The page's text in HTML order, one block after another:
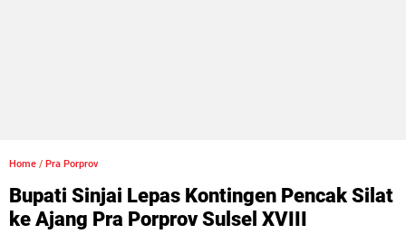
Home / Pra Porprov
Bupati Sinjai Lepas Kontingen Pencak Silat
ke Ajang Pra Porprov Sulsel XVIII